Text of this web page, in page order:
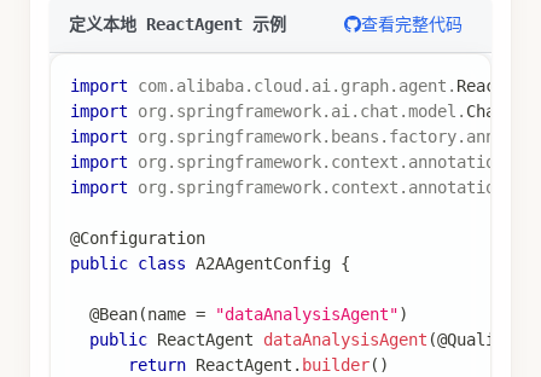
定义本地 ReactAgent 示例 查看完整代码
import com. alibaba. cloud . ai. graph. agent .
import
org . springframework. ai. chat .model .
import
org . springframework. beans . factory.
import
org . springframework. context . annotation
import
org . springframework. context . annotation
@Configuration
public class A2AAgentConfig {
@Bean(name = "dataAnalysisAgent")
public ReactAgent dataAnalysisAgent (@Qualifier
return ReactAgent . builder( )